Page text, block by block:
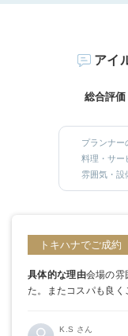
アイ
総合評価
プランナー
料理・サー
雰囲気・設
トキハナでご成約
具体的な理由会場の雰
た。
またコスパも良く
していただけた。
K.S さん